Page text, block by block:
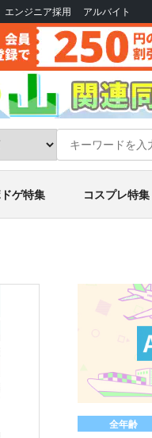
エンジニア採用 アルバイト
ゲ特集 コスプレ特集
全年齢